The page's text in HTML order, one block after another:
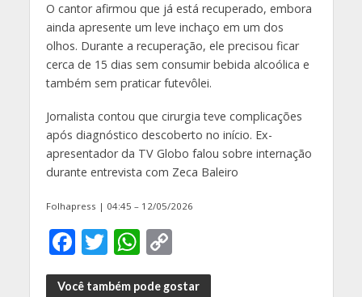
O cantor afirmou que já está recuperado, embora
ainda apresente um leve inchaço em um dos
olhos. Durante a recuperação, ele precisou ficar
cerca de 15 dias sem consumir bebida alcoólica e
também sem praticar futevôlei.
Jornalista contou que cirurgia teve complicações
após diagnóstico descoberto no início. Ex-
apresentador da TV Globo falou sobre internação
durante entrevista com Zeca Baleiro
Folhapress | 04:45 – 12/05/2026
F
ac
T
w
W
h
C
o
Você também pode gostar